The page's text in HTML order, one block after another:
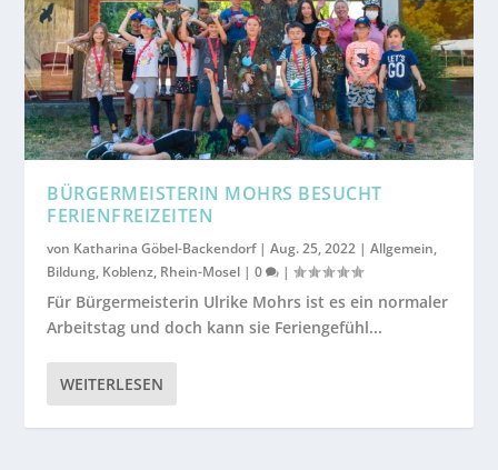
BÜRGERMEISTERIN MOHRS BESUCHT
FERIENFREIZEITEN
von Katharina Göbel-Backendorf|Aug. 25, 2022 |Allgemein,
Bildung, Koblenz, Rhein-Mosel |0 |
Für Bürgermeisterin Ulrike Mohrs ist es ein normaler
Arbeitstag und doch kann sie Feriengefühl...
WEITERLESEN